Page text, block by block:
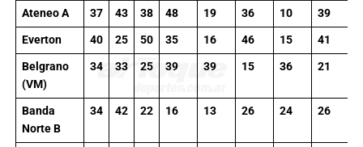
Ateneo A 37 43 38 48 19 36 10 39
Everton
40 25 50 35 16 46 15 41
Belgrano
(VM)
34 33 25 39 39 15 36 21
Banda
Norte B
34 42 22 16 13 26 24 26